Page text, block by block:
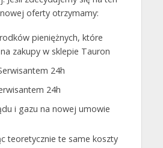
oferty otrzymamy:
pieniężnych, które
zakupy w sklepie Tauron
24h
24h
i gazu na nowej umowie
teoretycznie te same koszty